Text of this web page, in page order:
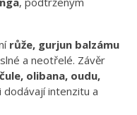
růže, gurjun balzámu
a neotřelé. Závěr
olibana, oudu,
intenzitu a